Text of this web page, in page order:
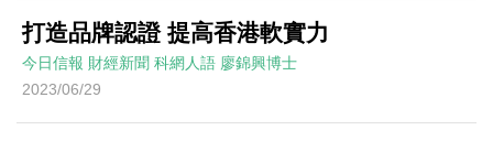
打造品牌認證 提高香港軟實力
今日信報 財經新聞 科網人語 廖錦興博士
2023/06/29